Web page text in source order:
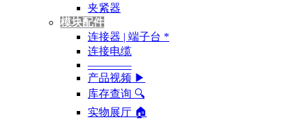
夹紧器
模块配件
连接器 | 端子台 *
连接电缆
————
产品视频 ▶
库存查询 🔍︎
实物展厅 🏠︎